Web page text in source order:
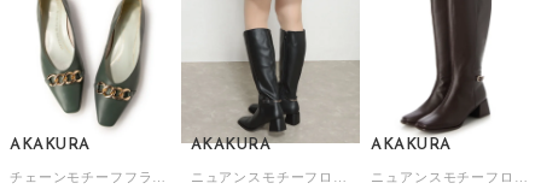
AKAKURA AKAKURA AKAKURA